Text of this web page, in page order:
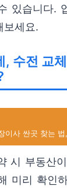
있습니다.
보세요.
, 수전 교
이사 싼곳 찾는
시 부동산
미리 확인